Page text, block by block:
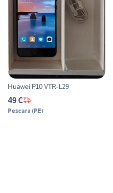
Huawei P10 VTR-L29
49 €
Pescara (PE)